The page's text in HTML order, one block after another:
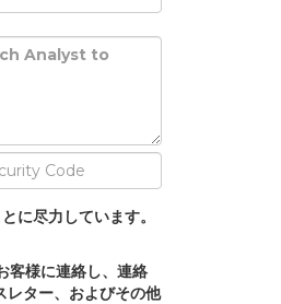
尽力しています。
様に連絡し、連絡
レター、およびその他